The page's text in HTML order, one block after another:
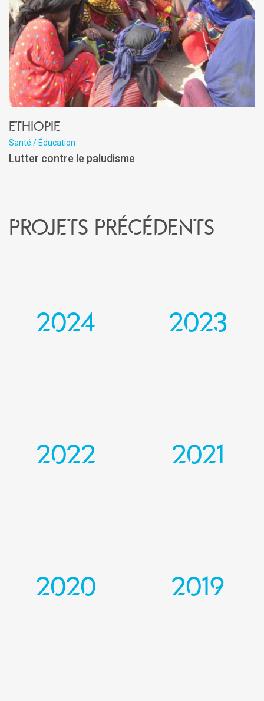
Ethiopie
Santé / Éducation
Lutter contre le paludisme
Projets précédents
2024 2023
2022 2021
2020 2019